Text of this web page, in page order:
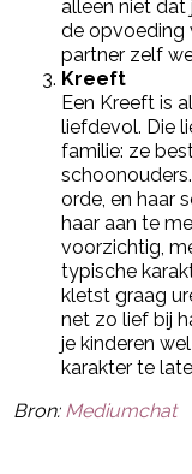
alleen niet
de opvoeding
partner zelf
Kreeft
Een Kreeft is
liefdevol. Die
familie: ze
orde, en haar
haar aan te
voorzichtig,
typische
kletst graag
net zo lief bij
je kinderen
karakter te
Bron: Mediumchat